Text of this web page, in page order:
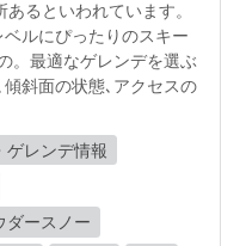
るといわれています。
ルにぴったりのスキー
。最適なゲレンデを選ぶ
斜面の状態､アクセスの
ゲレンデ情報
ダースノー